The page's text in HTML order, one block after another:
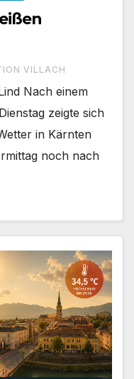
VILLACH
Nach einem
zeigte sich
in Kärnten
noch nach